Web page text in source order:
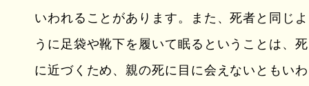
いわれることがあります。また、死者と同じよ
うに足袋や靴下を履いて眠るということは、死
に近づくため、親の死に目に会えないともいわ